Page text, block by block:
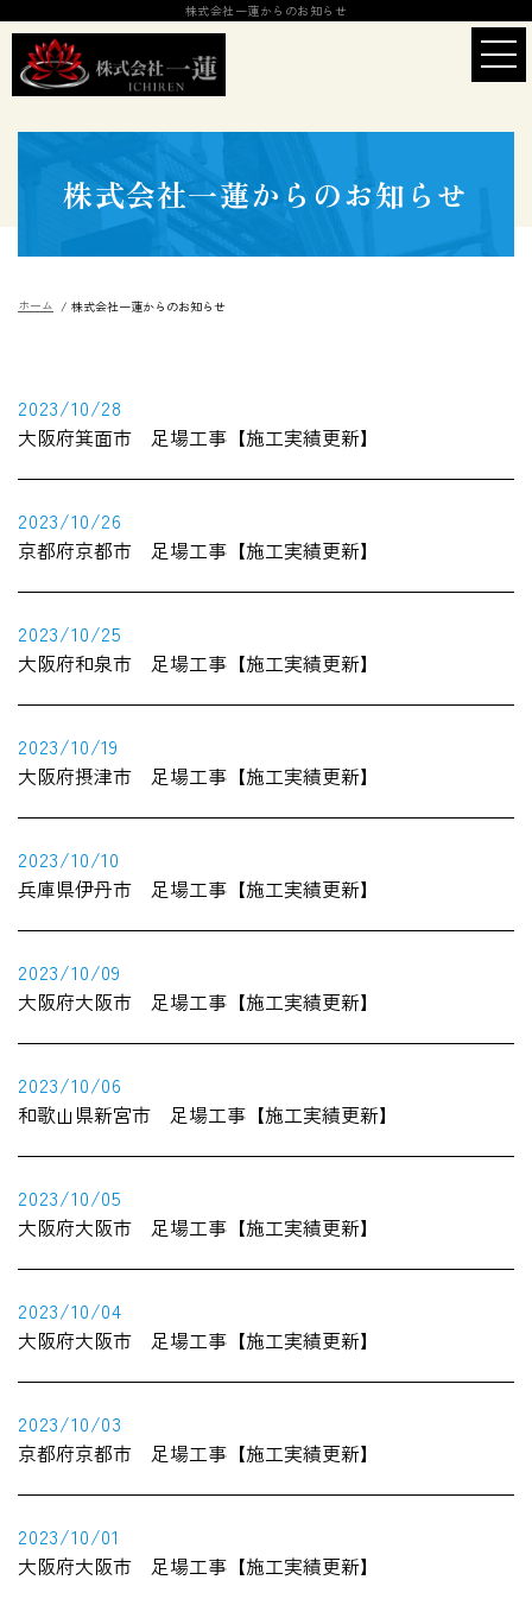
株式会社一蓮からのお知らせ
先輩社員の声
採用情報
株式会社一蓮からのお知らせ
ホーム 株式会社一蓮からのお知らせ
2023/10/28
大阪府箕面市 足場工事【施工実績更新】
2023/10/26
京都府京都市 足場工事【施工実績更新】
2023/10/25
大阪府和泉市 足場工事【施工実績更新】
2023/10/19
大阪府摂津市 足場工事【施工実績更新】
2023/10/10
兵庫県伊丹市 足場工事【施工実績更新】
2023/10/09
大阪府大阪市 足場工事【施工実績更新】
2023/10/06
和歌山県新宮市 足場工事【施工実績更新】
2023/10/05
大阪府大阪市 足場工事【施工実績更新】
2023/10/04
大阪府大阪市 足場工事【施工実績更新】
2023/10/03
京都府京都市 足場工事【施工実績更新】
2023/10/01
大阪府大阪市 足場工事【施工実績更新】